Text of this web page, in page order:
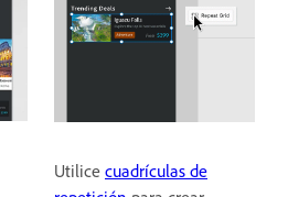
Utilice cuadrículas de